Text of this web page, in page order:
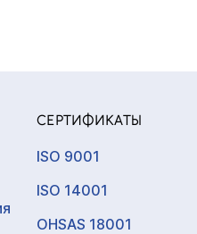
СЕРТИФИКАТЫ
ISO 9001
ISO 14001
OHSAS 18001